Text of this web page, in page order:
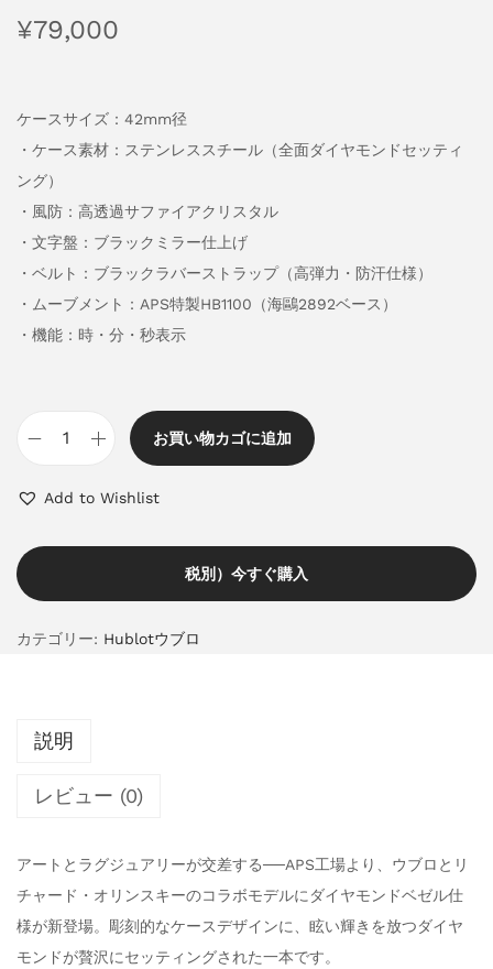
¥79,000
ケースサイズ：42mm径
・ケース素材：ステンレススチール（全面ダイヤモンドセッティ
ング）
・風防：高透過サファイアクリスタル
・文字盤：ブラックミラー仕上げ
・ベルト：ブラックラバーストラップ（高弾力・防汗仕様）
・ムーブメント：APS特製HB1100（海鷗2892ベース）
・機能：時・分・秒表示
お買い物カゴに追加
Add to Wishlist
税別）今すぐ購入
カテゴリー: Hublotウブロ
説明
レビュー (0)
アートとラグジュアリーが交差する──APS工場より、ウブロとリ
チャード・オリンスキーのコラボモデルにダイヤモンドベゼル仕
様が新登場。彫刻的なケースデザインに、眩い輝きを放つダイヤ
モンドが贅沢にセッティングされた一本です。